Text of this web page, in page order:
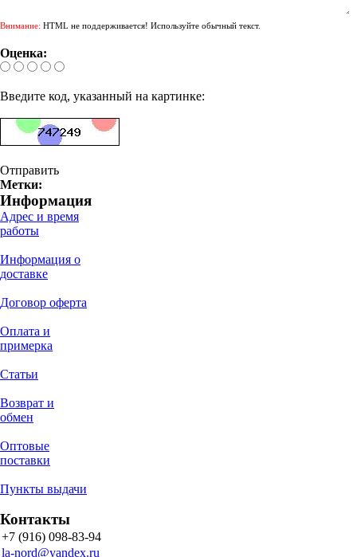
Внимание: HTML не поддерживается! Используйте обычный текст.
Оценка:
Введите код, указанный на картинке:
Отправить
Метки:
Информация
Адрес и время
работы
Информация о
доставке
Договор оферта
Оплата и
примерка
Статьи
Возврат и
обмен
Оптовые
поставки
Пункты выдачи
Контакты
+7 (916) 098-83-94
la-nord@yandex.ru